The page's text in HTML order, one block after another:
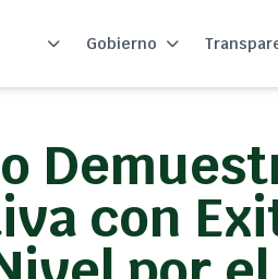
Gobierno
con